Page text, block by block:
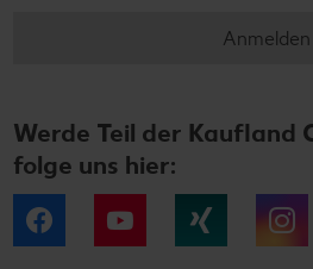
Anmelden
Werde Teil der Kaufland
folge uns hier:
Facebook YouTube